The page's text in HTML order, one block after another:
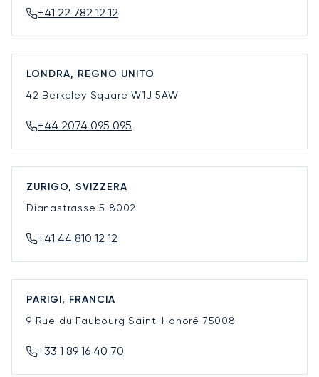
+41 22 782 12 12
LONDRA, REGNO UNITO
42 Berkeley SquareW1J 5AW
+44 2074 095 095
ZURIGO, SVIZZERA
Dianastrasse 5 8002
+41 44 810 12 12
PARIGI, FRANCIA
9 Rue du Faubourg Saint-Honoré 75008
+33 1 89 16 40 70